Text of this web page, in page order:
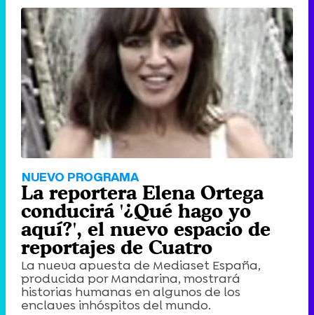
NUEVO PROGRAMA
La reportera Elena Ortega
conducirá '¿Qué hago yo
aquí?', el nuevo espacio de
reportajes de Cuatro
La nueva apuesta de Mediaset España,
producida por Mandarina, mostrará
historias humanas en algunos de los
enclaves inhóspitos del mundo.